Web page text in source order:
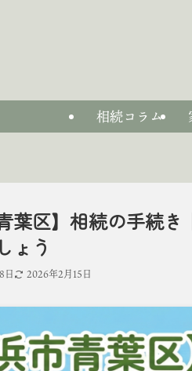
相続コラム
葉区】相続の手続
ょう
日 2026年2月15日